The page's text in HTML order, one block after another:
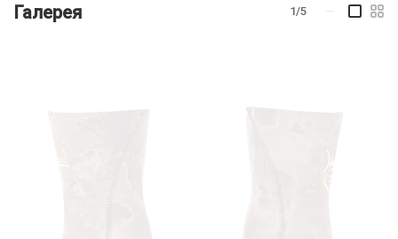
Галерея 1/5